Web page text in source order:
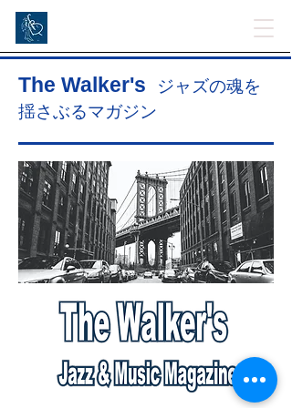
The Walker's
ジャズの魂を
揺さぶるマガジン